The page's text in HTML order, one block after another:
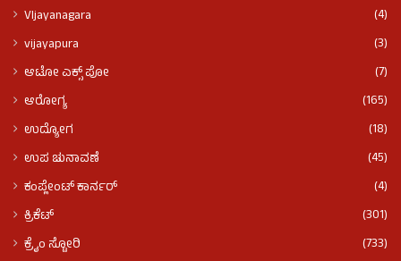
VIjayanagara
(4)
vijayapura
(3)
ಆಟೋ ಎಕ್ಸ್ ಪೋ
(7)
ಆರೋಗ್ಯ
(165)
ಉದ್ಯೋಗ
(18)
ಉಪ ಚುನಾವಣೆ
(45)
ಕಂಪ್ಲೇಂಟ್ ಕಾರ್ನರ್
(4)
ಕ್ರಿಕೆಟ್
(301)
ಕ್ರೈಂ ಸ್ಟೋರಿ
(733)